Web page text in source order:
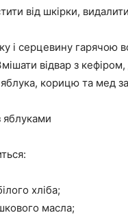
від шкірки,
і серцевину гарячою
відвар з
корицю та мед
яблуками
хліба;
масла;